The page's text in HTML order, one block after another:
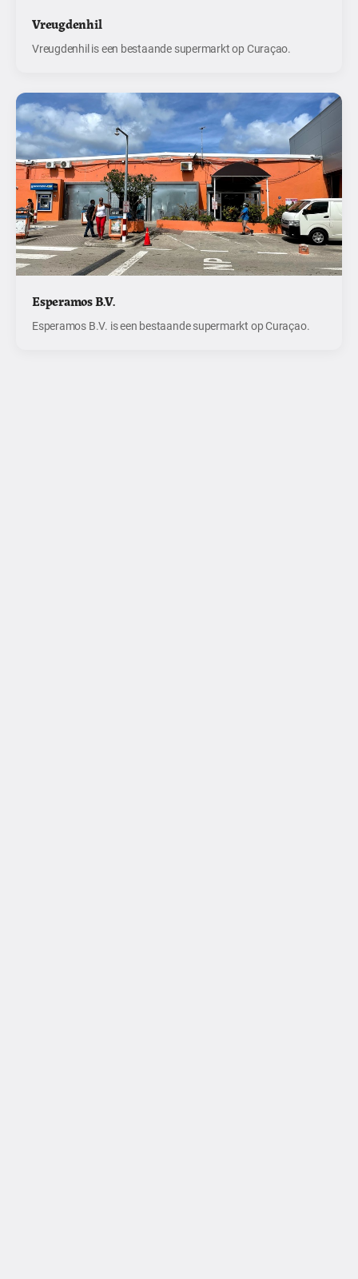
Vreugdenhil
Vreugdenhil is een bestaande supermarkt op Curaçao.
Esperamos B.V.
Esperamos B.V. is een bestaande supermarkt op Curaçao.